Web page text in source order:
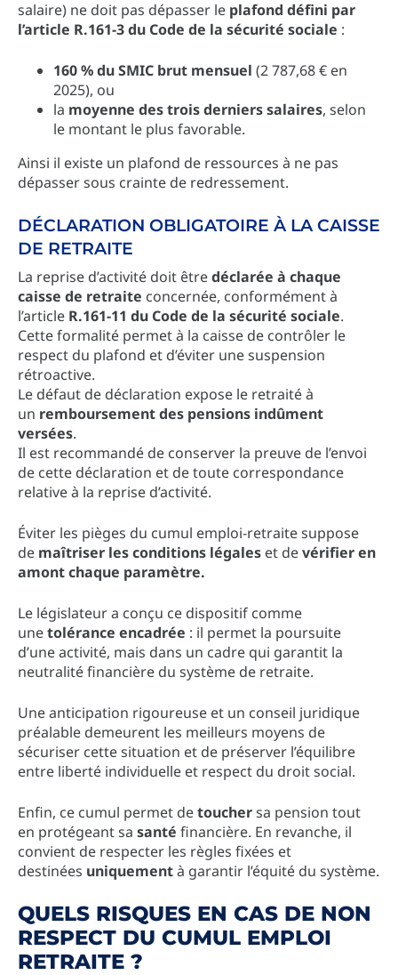
salaire) ne doit pas dépasser le plafond défini par
l’article R.161-3 du Code de la sécurité sociale :
160 % du SMIC brut mensuel (2 787,68 € en
2025), ou
la moyenne des trois derniers salaires, selon
le montant le plus favorable.
Ainsi il existe un plafond de ressources à ne pas
dépasser sous crainte de redressement.
DÉCLARATION OBLIGATOIRE À LA CAISSE
DE RETRAITE
La reprise d’activité doit êtredéclarée à chaque
caisse de retraite concernée, conformément à
l’article R.161-11 du Code de la sécurité sociale.
Cette formalité permet à la caisse de contrôler le
respect du plafond et d’éviter une suspension
rétroactive.
Le défaut de déclaration expose le retraité à
un remboursement des pensions indûment
versées.
Il est recommandé de conserver la preuve de l’envoi
de cette déclaration et de toute correspondance
relative à la reprise d’activité.
Éviter les pièges du cumul emploi-retraite suppose
de maîtriser les conditions légales et devérifier en
amont chaque paramètre.
Le législateur a conçu ce dispositif comme
unetolérance encadrée : il permet la poursuite
d’une activité, mais dans un cadre qui garantit la
neutralité financière du système de retraite.
Une anticipation rigoureuse et un conseil juridique
préalable demeurent les meilleurs moyens de
sécuriser cette situation et de préserver l’équilibre
entre liberté individuelle et respect du droit social.
Enfin, ce cumul permet detouchersa pension tout
en protégeant sa santé financière. En revanche, il
convient de respecter les règles fixées et
destinées uniquementà garantir l’équité du système.
QUELS RISQUES EN CAS DE NON
RESPECT DU CUMUL EMPLOI
RETRAITE ?